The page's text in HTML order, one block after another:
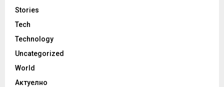
Stories
Tech
Technology
Uncategorized
World
Актуелно